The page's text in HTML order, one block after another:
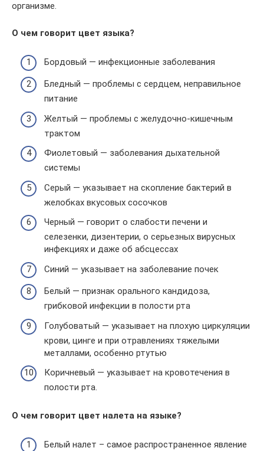
организме.
О чем говорит цвет языка?
Бордовый — инфекционные заболевания
Бледный — проблемы с сердцем, неправильное
питание
Желтый — проблемы с желудочно-кишечным
трактом
Фиолетовый — заболевания дыхательной
системы
Серый — указывает на скопление бактерий в
желобках вкусовых сосочков
Черный — говорит о слабости печени и
селезенки, дизентерии, о серьезных вирусных
инфекциях и даже об абсцессах
Синий — указывает на заболевание почек
Белый — признак орального кандидоза,
грибковой инфекции в полости рта
Голубоватый — указывает на плохую циркуляции
крови, цинге и при отравлениях тяжелыми
металлами, особенно ртутью
Коричневый — указывает на кровотечения в
полости рта.
О чем говорит цвет налета на языке?
Белый налет – самое распространенное явление